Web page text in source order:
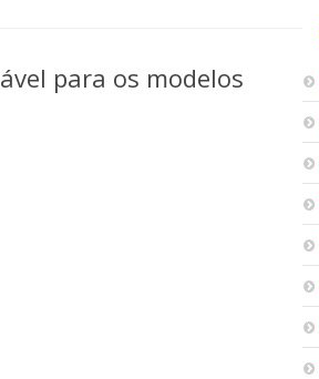
para os modelos